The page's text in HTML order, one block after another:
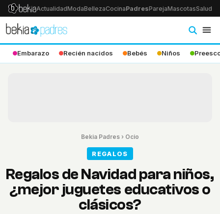
ActualidadModaBellezaCocinaPadresParejaMascotasSalud
Embarazo Recién nacidos Bebés Niños
Bekia Padres › Ocio
REGALOS
Regalos de Navidad para niños,
¿mejor juguetes educativos o
clásicos?